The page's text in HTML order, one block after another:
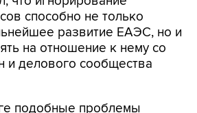
способно не только
развитие ЕАЭС, но и
на отношение к нему со
и делового сообщества
подобные проблемы